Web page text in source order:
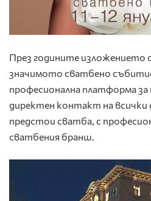
През годините изложението
значимото сватбено
професионална платформа за
директен контакт на всички
предстои сватба, с
сватбения бранш.